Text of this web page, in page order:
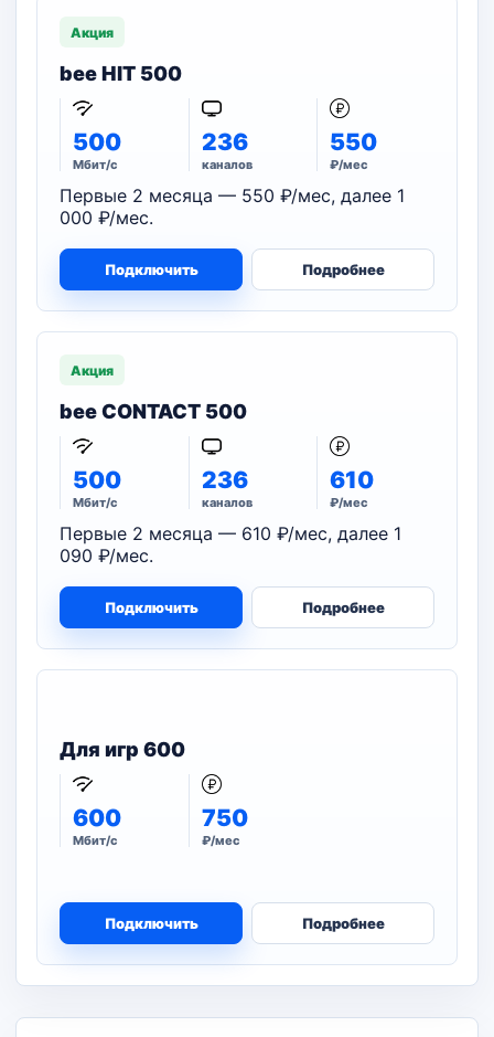
Акция
bee HIT 500
500
Мбит/с
236
каналов
550
₽/мес
Первые 2 месяца — 550 ₽/мес, далее 1
000 ₽/мес.
Подключить Подробнее
Акция
bee CONTACT 500
500
Мбит/с
236
каналов
610
₽/мес
Первые 2 месяца — 610 ₽/мес, далее 1
090 ₽/мес.
Подключить Подробнее
Для игр 600
600
Мбит/с
750
₽/мес
Подключить Подробнее